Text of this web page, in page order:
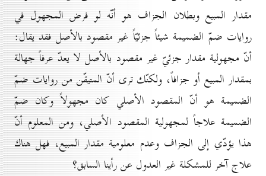
مقدار المبيع وبطلان الجزاف هو أنّه لو فرض المجهول في
روايات ضمّ الضميمة شيئاً جزئيّاً غير مقصود بالأصل فقد يقال:
أنّ مجهولية مقدار جزئيّ غير مقصود بالأصل لا يعدّ عرفاً جهالة
بمقدار المبيع أو جزافاً، ولكنّك ترى أنّ المتيقّن من روايات ضمّ
الضميمة هو أنّ المقصود الأصلي كان مجهولاً وكان ضمّ
الضميمة علاجاً لمجهولية المقصود الأصلي، ومن المعلوم أنّ
هذا يؤدّي إلى الجزاف وعدم معلومية مقدار المبيع، فهل هناك
علاج آخر للمشكلة غير العدول عن رأينا السابق؟